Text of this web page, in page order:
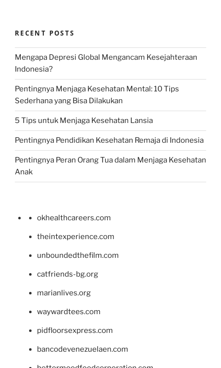
RECENT POSTS
Mengapa Depresi Global Mengancam Kesejahteraan
Indonesia?
Pentingnya Menjaga Kesehatan Mental: 10 Tips
Sederhana yang Bisa Dilakukan
5 Tips untuk Menjaga Kesehatan Lansia
Pentingnya Pendidikan Kesehatan Remaja di Indonesia
Pentingnya Peran Orang Tua dalam Menjaga Kesehatan
Anak
okhealthcareers.com
theintexperience.com
unboundedthefilm.com
catfriends-bg.org
marianlives.org
waywardtees.com
pidfloorsexpress.com
bancodevenezuelaen.com